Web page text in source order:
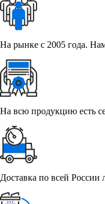
На рынке с 2005 года.
На всю продукцию есть
Доставка по всей